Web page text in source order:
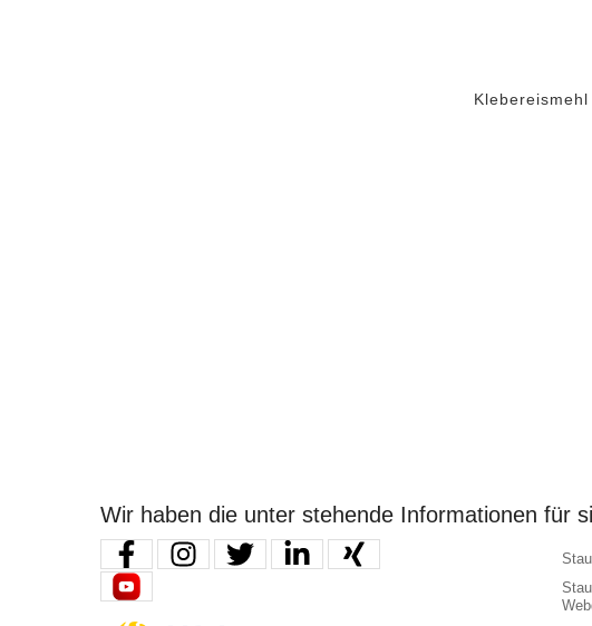
Klebereismehl
Wir haben die unter stehende Informationen für